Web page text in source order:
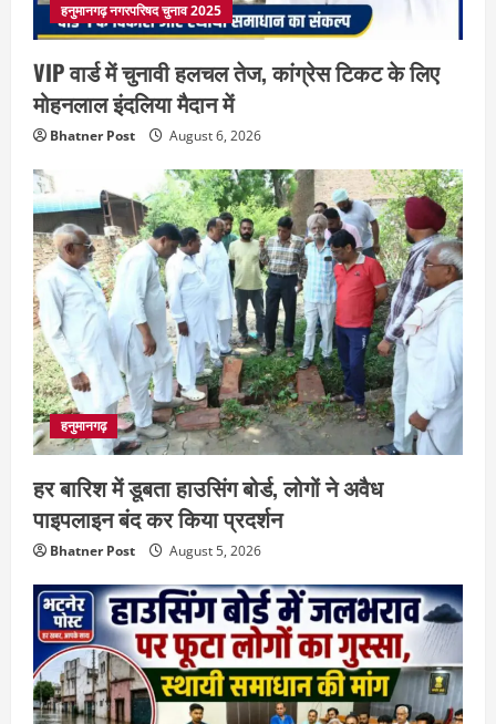
हनुमानगढ़ नगरपरिषद चुनाव 2025
VIP वार्ड में चुनावी हलचल तेज, कांग्रेस टिकट के लिए
मोहनलाल इंदलिया मैदान में
Bhatner Post August 6, 2026
हनुमानगढ़
हर बारिश में डूबता हाउसिंग बोर्ड, लोगों ने अवैध
पाइपलाइन बंद कर किया प्रदर्शन
Bhatner Post August 5, 2026